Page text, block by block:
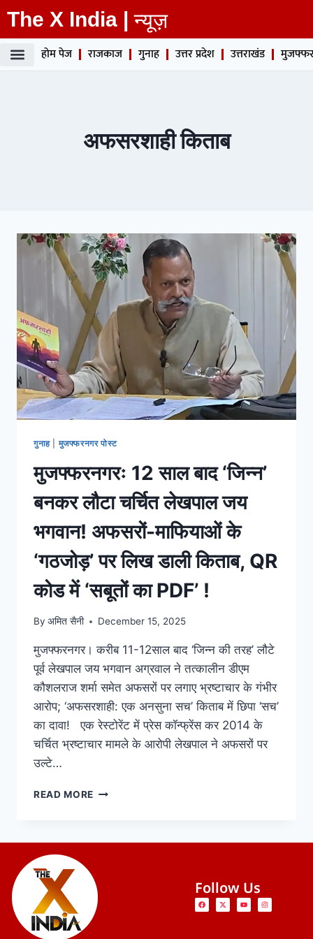
The X India | न्यूज़
होम पेज राजकाज गुनाह उत्तर प्रदेश उत्तराखंड
अफसरशाही किताब
गुनाह| मुजफ्फरनगर पोस्ट
मुजफ्फरनगरः 12 साल बाद ‘जिन्न’
बनकर लौटा चर्चित लेखपाल जय
भगवान! अफसरों-माफियाओं के
‘गठजोड़’ पर लिख डाली किताब, QR
कोड में ‘सबूतों का PDF’ !
By अमित सैनी December 15, 2025
मुजफ्फरनगर। करीब 11-12साल बाद ‘जिन्न की तरह’ लौटे
पूर्व लेखपाल जय भगवान अग्रवाल ने तत्कालीन डीएम
कौशलराज शर्मा समेत अफसरों पर लगाए भ्रष्टाचार के गंभीर
आरोप; ‘अफसरशाही: एक अनसुना सच’ किताब में छिपा ‘सच’
का दावा! एक रेस्टोरेंट में प्रेस कॉन्फ्रेंस कर 2014 के
चर्चित भ्रष्टाचार मामले के आरोपी लेखपाल ने अफसरों पर
उल्टे…
READ MORE
Follow Us